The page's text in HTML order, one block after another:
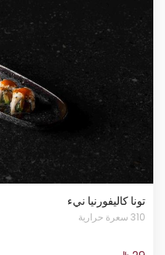
تونا كاليفورنيا نيء
310 سعرة حرارية